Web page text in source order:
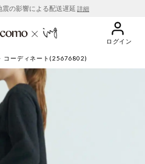
震の影響による配送遅延 詳細
ログイン
コーディネート(25676802)